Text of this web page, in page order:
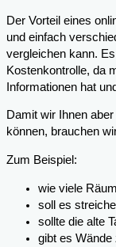
Der Vorteil eines
und einfach
vergleichen kann.
Kostenkontrolle, da
Informationen hat
Damit wir Ihnen
können, brauchen
Zum Beispiel:
wie viele
soll es
sollte die alte
gibt es Wände